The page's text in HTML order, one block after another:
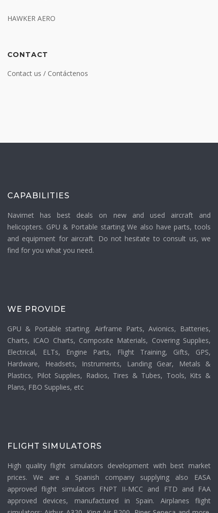
HAWKER AERO
CONTACT
Contact us / Contáctenos
CAPABILITIES
Navirnet has best deals on new and used aircraft and
helicopters. GPU & Portable starting We also have parts, tools
and equipment for aircraft. Do not hesitate to consult us, we
find for you what you need.
WE PROVIDE
GPU & Portable starting. Airframe Parts, Avionics, Batteries,
Charts, ICAO Charts, Composite Materials, Covering Supplies,
Electrical, ELTs, Engine Parts, Flight Training, Gifts, GPS,
Hardware, Headsets, Instruments, Landing Gear, Metals &
Plastics, Pilot Supplies, Radios, Tires & Tubes, Tools, Kits &
Plans, FBO Supplies, etc
FLIGHT SIMULATORS
High quality flight simulators development with best market
prices. We are a Spanish company supplying also EASA
approved flight simulators FNPT II-MCC and FTD and FAA
approved devices, manufactured in Spain. Airplanes flight